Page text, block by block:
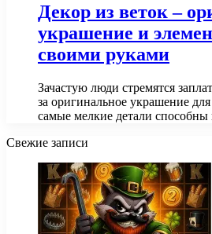
Декор из веток –
украшение и
своими руками
Зачастую люди стремятся
за оригинальное украшение
самые мелкие детали
Свежие записи